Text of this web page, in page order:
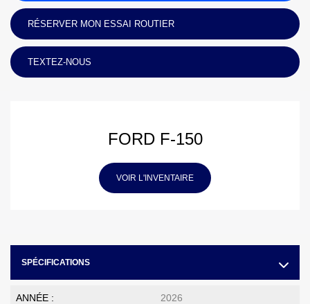
SPÉCIFICATIONS
ANNÉE : 2026
RÉSERVER MON ESSAI ROUTIER
TEXTEZ-NOUS
FORD F-150
VOIR L'INVENTAIRE